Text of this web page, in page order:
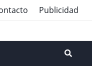
Publicidad